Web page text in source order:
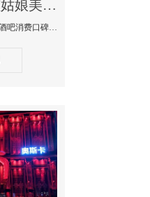
来安哪个酒吧女孩姑娘美女多-MUSEM2酒吧消费口碑点评
本文详细为你解答MUSEM2酒吧消费口碑点评，更多关于哪个酒吧女孩姑娘美女多免费咨询150 99997335微信同步！